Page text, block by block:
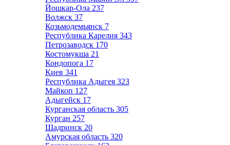
Йошкар-Ола 237
Волжск 37
Козьмодемьянск 7
Республика Карелия 343
Петрозаводск 170
Костомукша 21
Кондопога 17
Киев 341
Республика Адыгея 323
Майкоп 127
Адыгейск 17
Курганская область 305
Курган 257
Шадринск 20
Амурская область 320